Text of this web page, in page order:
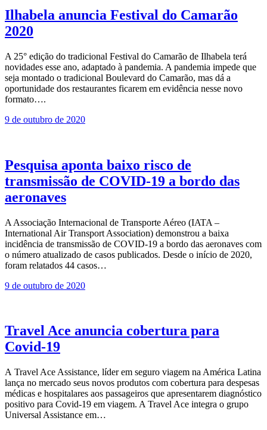
Ilhabela anuncia Festival do Camarão
2020
A 25° edição do tradicional Festival do Camarão de Ilhabela terá
novidades esse ano, adaptado à pandemia. A pandemia impede que
seja montado o tradicional Boulevard do Camarão, mas dá a
oportunidade dos restaurantes ficarem em evidência nesse novo
formato….
9 de outubro de 2020
Pesquisa aponta baixo risco de
transmissão de COVID-19 a bordo das
aeronaves
A Associação Internacional de Transporte Aéreo (IATA –
International Air Transport Association) demonstrou a baixa
incidência de transmissão de COVID-19 a bordo das aeronaves com
o número atualizado de casos publicados. Desde o início de 2020,
foram relatados 44 casos…
9 de outubro de 2020
Travel Ace anuncia cobertura para
Covid-19
A Travel Ace Assistance, líder em seguro viagem na América Latina
lança no mercado seus novos produtos com cobertura para despesas
médicas e hospitalares aos passageiros que apresentarem diagnóstico
positivo para Covid-19 em viagem. A Travel Ace integra o grupo
Universal Assistance em…